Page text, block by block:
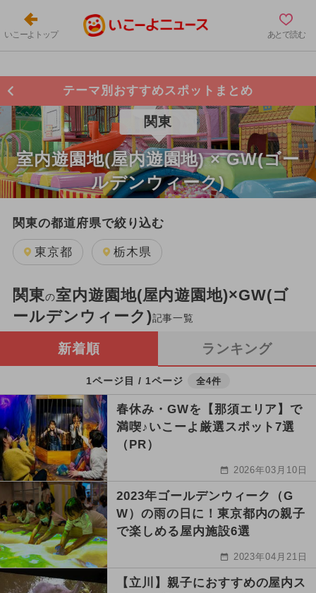
いこーよトップ あとで読む
テーマ別おすすめスポットまとめ
関東
室内遊園地(屋内遊園地) × GW(ゴー
ルデンウィーク)
関東の都道府県で絞り込む
東京都 栃木県
関東の室内遊園地(屋内遊園地)×GW(ゴ
ールデンウィーク)記事一覧
新着順 ランキング
1ページ目 / 1ページ 全4件
春休み・GWを【那須エリア】で
満喫♪いこーよ厳選スポット7選
（PR）
2026年03月10日
2023年ゴールデンウィーク（G
W）の雨の日に！東京都内の親子
で楽しめる屋内施設6選
2023年04月21日
【立川】親子におすすめの屋内ス